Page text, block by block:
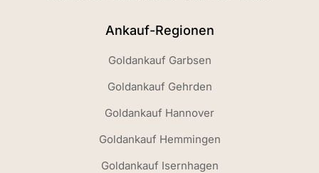
Ankauf-Regionen
Goldankauf Garbsen
Goldankauf Gehrden
Goldankauf Hannover
Goldankauf Hemmingen
Goldankauf Isernhagen